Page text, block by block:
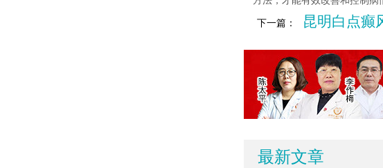
下一篇： 昆明白点癫
最新文章